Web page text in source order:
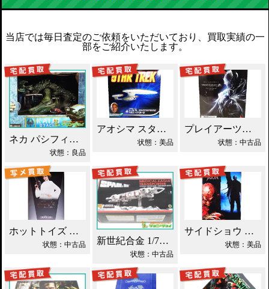
当店では毎日査定のご依頼をいただいており、買取実績の一
部をご紹介いたします。
ネカ パシフィック・リム カイジュウ 買取！
状態：良品
アオシマ スタートレック NCC-1701-D 買取！
状態：美品
プレイアーツ改 バットマン ヴァリアント DC買取！
状態：中古品
ホットトイズ スター・ウォーズ プリンセス・レイア買取！
状態：中古品 新世紀合金 1/72 メディカルイーグルトランスポーター買取！
状態：中古品
サイドショウ フレディVSジェイソン買取！
状態：美品